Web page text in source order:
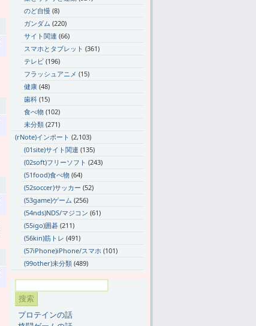
のど自慢 (8)
ガンダム (220)
サイト関連 (66)
スマホとタブレット (361)
テレビ (196)
フラッシュアニメ (15)
健康 (48)
歯科 (15)
食べ物 (102)
未分類 (271)
(rNote)インポート (2,103)
(01site)サイト関連 (135)
(02soft)フリーソフト (243)
(51food)食べ物 (64)
(52soccer)サッカー (52)
(53game)ゲーム (256)
(54nds)NDS/マジコン (61)
(55igo)囲碁 (211)
(56kin)筋トレ (491)
(57iPhone)iPhone/スマホ (101)
(99other)未分類 (489)
プロテインの話